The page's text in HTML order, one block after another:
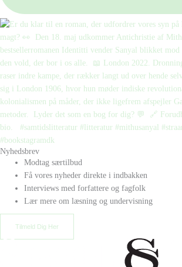
Nyhedsbrev
Modtag særtilbud
Få vores nyheder direkte i indbakken
Interviews med forfattere og fagfolk
Lær mere om læsning og undervisning
Tilmeld Dig Her